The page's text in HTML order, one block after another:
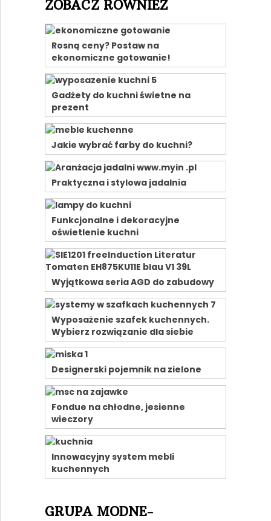
ZOBACZ RÓWNIEŻ
Rosną ceny? Postaw na
ekonomiczne gotowanie!
Gadżety do kuchni świetne na
prezent
Jakie wybrać farby do kuchni?
Praktyczna i stylowa jadalnia
Funkcjonalne i dekoracyjne
oświetlenie kuchni
Wyjątkowa seria AGD do zabudowy
Wyposażenie szafek kuchennych.
Wybierz rozwiązanie dla siebie
Designerski pojemnik na zielone
Fondue na chłodne, jesienne
wieczory
Innowacyjny system mebli
kuchennych
GRUPA MODNE-